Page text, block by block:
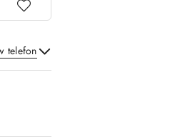
telefon